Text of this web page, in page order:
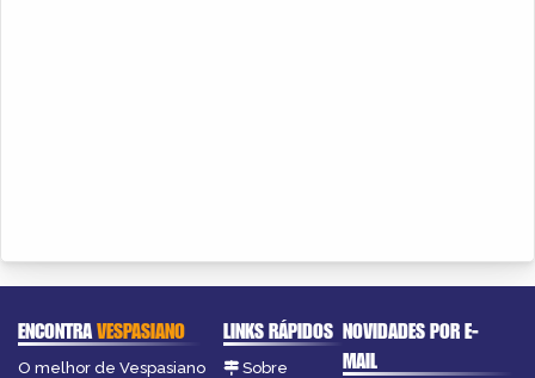
ENCONTRAVESPASIANO
O melhor de Vespasiano
LINKS RÁPIDOS
Sobre
NOVIDADES POR E-
MAIL